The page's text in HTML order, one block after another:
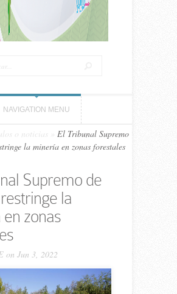
NAVIGATION MENU
o noticias
El Tribunal Supremo
la minería en zonas forestales
Supremo de
la
zonas
on Jun 3, 2022